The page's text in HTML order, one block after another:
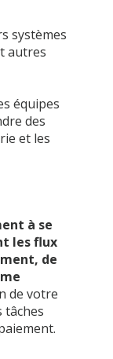
systèmes
autres
équipes
des
et les
à se
les flux
de
de votre
tâches